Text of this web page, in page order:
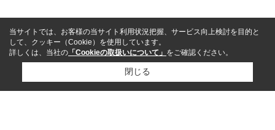
当サイトでは、お客様の当サイト利用状況把握、サービス向上検討を目的と
して、クッキー（Cookie）を使用しています。
詳しくは、当社の 「Cookieの取扱いについて」 をご確認ください。
閉じる